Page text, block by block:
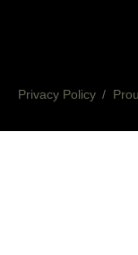
Privacy Policy